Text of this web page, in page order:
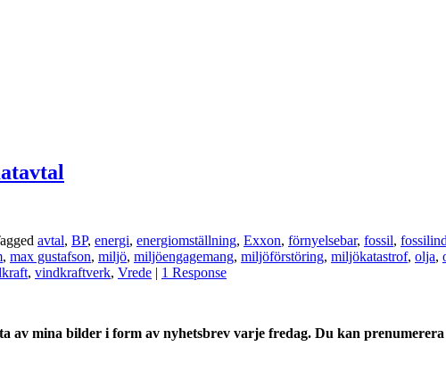
avtal, BP, energi, energiomställning, Exxon, förnyelsebar, fossil,
, max gustafson, miljö, miljöengagemang, miljöförstöring, miljökatastrof, olja,
, vindkraftverk, Vrede | 1 Response
av mina bilder i form av nyhetsbrev varje fredag. Du kan